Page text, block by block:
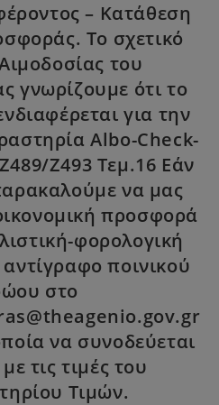
– Κατάθεση
Το σχετικό
του
γνωρίζουμε ότι το
για την
Albo-Check-
Z493 Τεμ.16 Εάν
να μας
προσφορά
φορολογική
ποινικού
στο
να συνοδεύεται
τις τιμές του
Τιμών.